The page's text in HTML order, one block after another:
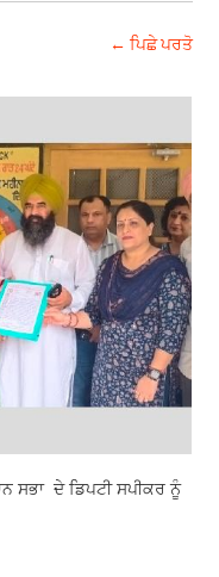
← ਪਿਛੇ ਪਰਤੋ
ਸਭਾ ਦੇ ਡਿਪਟੀ ਸਪੀਕਰ ਨੂੰ